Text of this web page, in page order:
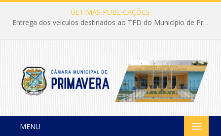
ÚLTIMAS PUBLICAÇÕES:
Entrega dos veículos destinados ao TFD do Município de Primavera
MENU